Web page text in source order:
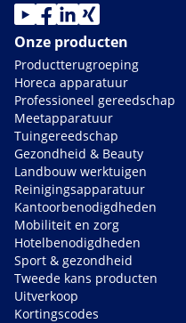
Onze producten
Productterugroeping
Horeca apparatuur
Professioneel gereedschap
Meetapparatuur
Tuingereedschap
Gezondheid & Beauty
Landbouw werktuigen
Reinigingsapparatuur
Kantoorbenodigdheden
Mobiliteit en zorg
Hotelbenodigdheden
Sport & gezondheid
Tweede kans producten
Uitverkoop
Kortingscodes